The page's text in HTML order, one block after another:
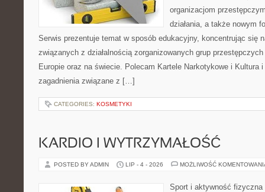
organizacjom
działania, a także nowym
Serwis prezentuje temat w sposób edukacyjny, koncentrując się
związanych z działalnością zorganizowanych grup
Europie oraz na świecie. Polecam Kartele Narkotykowe i Kultura
zagadnienia związane z […]
CATEGORIES: KOSMETYKI
KARDIO I WYTRZYMAŁOŚĆ
POSTED BY ADMIN LIP - 4 - 2026 MOŻLIWOŚĆ
Sport i aktywność